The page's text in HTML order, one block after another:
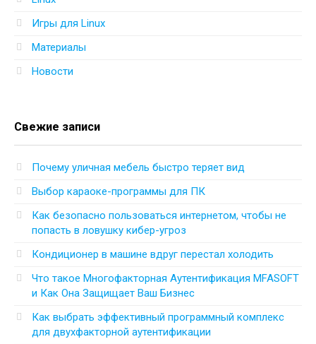
Игры для Linux
Материалы
Новости
Свежие записи
Почему уличная мебель быстро теряет вид
Выбор караоке-программы для ПК
Как безопасно пользоваться интернетом, чтобы не
попасть в ловушку кибер-угроз
Кондиционер в машине вдруг перестал холодить
Что такое Многофакторная Аутентификация MFASOFT
и Как Она Защищает Ваш Бизнес
Как выбрать эффективный программный комплекс
для двухфакторной аутентификации